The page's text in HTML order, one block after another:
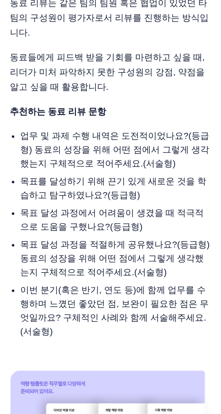
동료 리뷰는 같은 팀의 팀원 혹은 협업이 있었던 타
팀의 구성원이 평가자로서 리뷰를 진행하는 방식입
니다.
동료들에게 피드백 받을 기회를 마련하고 싶을 때,
리더가 미처 파악하지 못한 구성원의 강점, 약점을
알고 싶을 때 활용합니다.
추천하는 동료 리뷰 문항
업무 및 과제 수행 내역은 도전적이었나요?(등급
형) 동료의 성장을 위해 어떤 점에서 그렇게 생각
했는지 구체적으로 적어주세요.(서술형)
목표를 달성하기 위해 끈기 있게 새로운 것을 학
습하고 탐구하였나요?(등급형)
목표 달성 과정에서 어려움이 생겼을 때 적극적
으로 도움을 구했나요?(등급형)
목표 달성 과정을 적절하게 공유했나요?(등급형)
동료의 성장을 위해 어떤 점에서 그렇게 생각했
는지 구체적으로 적어주세요.(서술형)
이번 분기(혹은 반기, 연도 등)에 함께 업무를 수
행하며 느꼈던 좋았던 점, 보완이 필요한 점은 무
엇일까요? 구체적인 사례와 함께 서술해주세요.
(서술형)